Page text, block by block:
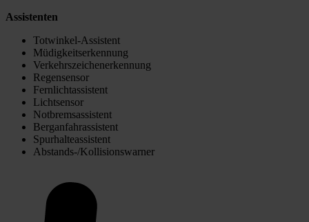
Assistenten
Totwinkel-Assistent
Müdigkeitserkennung
Verkehrszeichenerkennung
Regensensor
Fernlichtassistent
Lichtsensor
Notbremsassistent
Berganfahrassistent
Spurhalteassistent
Abstands-/Kollisionswarner